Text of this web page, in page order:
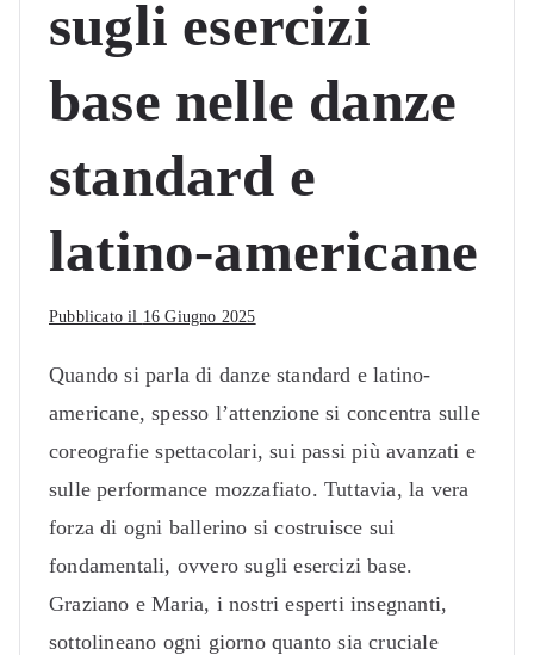
sugli esercizi
base nelle danze
standard e
latino-americane
Pubblicato il 16 Giugno 2025
Quando si parla di danze standard e latino-
americane, spesso l’attenzione si concentra sulle
coreografie spettacolari, sui passi più avanzati e
sulle performance mozzafiato. Tuttavia, la vera
forza di ogni ballerino si costruisce sui
fondamentali, ovvero sugli esercizi base.
Graziano e Maria, i nostri esperti insegnanti,
sottolineano ogni giorno quanto sia cruciale